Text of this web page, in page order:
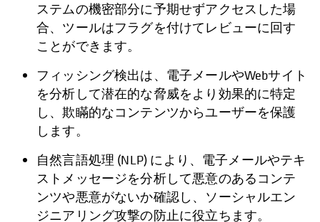
ステムの機密部分に予期せずアクセスした場
合、ツールはフラグを付けてレビューに回す
ことができます。
フィッシング検出は、電子メールやWebサイト
を分析して潜在的な脅威をより効果的に特定
し、欺瞞的なコンテンツからユーザーを保護
します。
自然言語処理 (NLP) により、電子メールやテキ
ストメッセージを分析して悪意のあるコンテ
ンツや悪意がないか確認し、ソーシャルエン
ジニアリング攻撃の防止に役立ちます。